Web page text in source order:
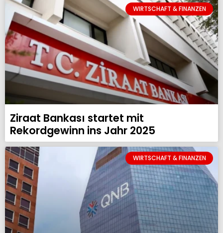
WIRTSCHAFT & FINANZEN
Ziraat Bankası startet mit
Rekordgewinn ins Jahr 2025
WIRTSCHAFT & FINANZEN